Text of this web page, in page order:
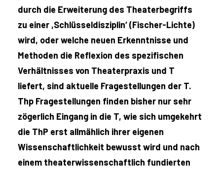
durch die Erweiterung des Theaterbegriffs
zu einer ,Schlüsseldisziplin‘ (Fischer-Lichte)
wird, oder welche neuen Erkenntnisse und
Methoden die Reflexion des spezifischen
Verhältnisses von Theaterpraxis und T
liefert, sind aktuelle Fragestellungen der T.
Thp Fragestellungen finden bisher nur sehr
zögerlich Eingang in die T, wie sich umgekehrt
die ThP erst allmählich ihrer eigenen
Wissenschaftlichkeit bewusst wird und nach
einem theaterwissenschaftlich fundierten